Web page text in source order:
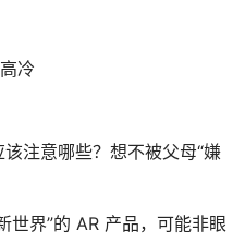
冷
注意哪些？想不被父母“嫌
世界”的 AR 产品，可能非眼